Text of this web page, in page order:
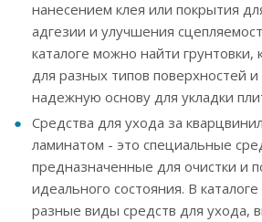
нанесением клея или покрытия
адгезии и улучшения
каталоге можно найти
для разных типов поверхностей
надежную основу для укладки
Средства для ухода за
ламинатом - это специальные
предназначенные для очистки и
идеального состояния. В
разные виды средств для ухода,